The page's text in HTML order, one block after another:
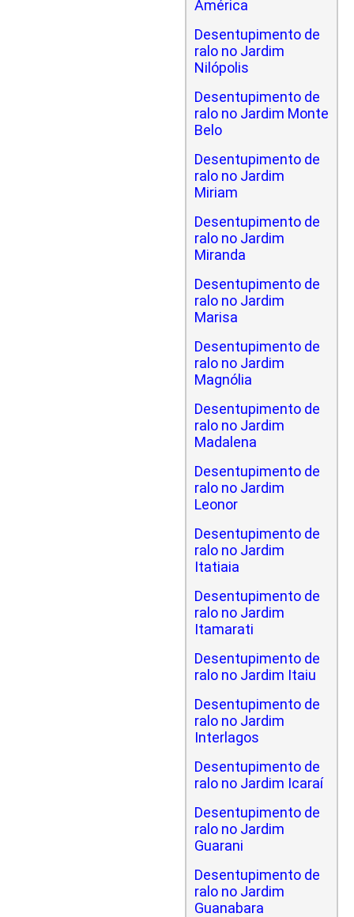
América
Desentupimento de
ralo no Jardim
Nilópolis
Desentupimento de
ralo no Jardim Monte
Belo
Desentupimento de
ralo no Jardim
Miriam
Desentupimento de
ralo no Jardim
Miranda
Desentupimento de
ralo no Jardim
Marisa
Desentupimento de
ralo no Jardim
Magnólia
Desentupimento de
ralo no Jardim
Madalena
Desentupimento de
ralo no Jardim
Leonor
Desentupimento de
ralo no Jardim
Itatiaia
Desentupimento de
ralo no Jardim
Itamarati
Desentupimento de
ralo no Jardim Itaiu
Desentupimento de
ralo no Jardim
Interlagos
Desentupimento de
ralo no Jardim Icaraí
Desentupimento de
ralo no Jardim
Guarani
Desentupimento de
ralo no Jardim
Guanabara